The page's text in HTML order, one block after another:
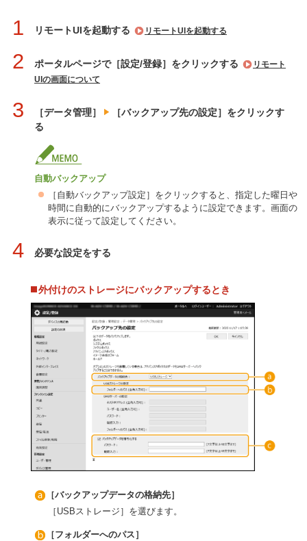
1 リモートUIを起動する リモートUIを起動する
2 ポータルページで［設定/登録］をクリックする
リモート
UIの画面について
3 ［データ管理］
［バックアップ先の設定］をクリックす
る
自動バックアップ
［自動バックアップ設定］をクリックすると、指定した曜日や
時間に自動的にバックアップするように設定できます。画面の
表示に従って設定してください。
4 必要な設定をする
外付けのストレージにバックアップするとき
［バックアップデータの格納先］
［USBストレージ］を選びます。
［フォルダーへのパス］